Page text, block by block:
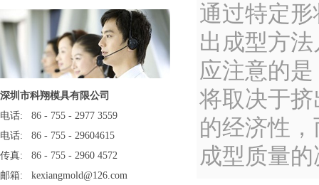
深圳市科翔模具有限公司
电话: 86 - 755 - 2977 3559
电话: 86 - 755 - 29604615
传真: 86 - 755 - 2960 4572
邮箱: kexiangmold@126.com
通过特定
出成型方
应注意的
将取决于
的经济性
成型质量